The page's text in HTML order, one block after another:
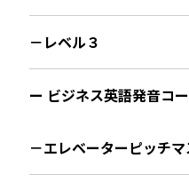
－レベル３
ー ビジネス英語発音コ
－エレベーターピッチマ